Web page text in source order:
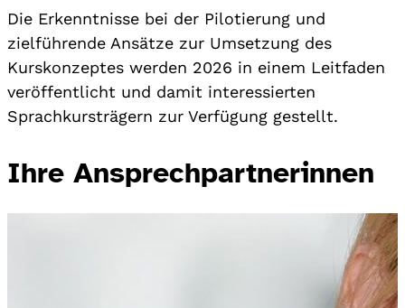
Die Erkenntnisse bei der Pilotierung und
zielführende Ansätze zur Umsetzung des
Kurskonzeptes werden 2026 in einem Leitfaden
veröffentlicht und damit interessierten
Sprachkursträgern zur Verfügung gestellt.
Ihre Ansprechpartnerinnen